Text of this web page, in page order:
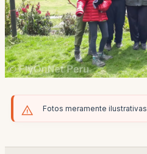
Fotos meramente ilustrativas